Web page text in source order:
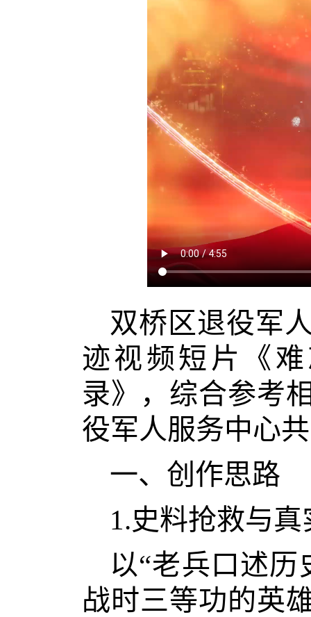
双桥区退役军
迹视频短片《
录》，综合参考
役军人服务中心
一、创作思路
1.史料抢救与
以“老兵口述
战时三等功的英